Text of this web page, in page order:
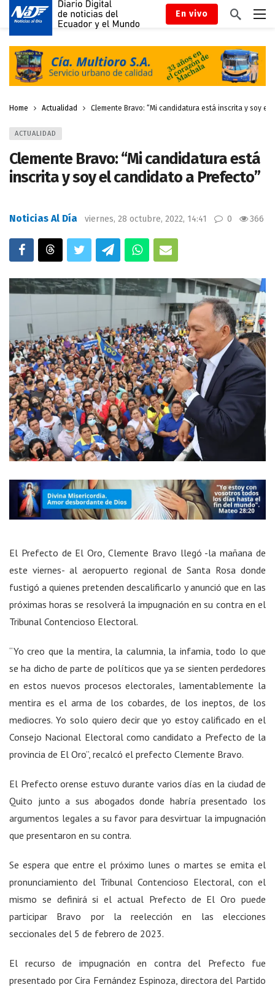
En vivo
Home Actualidad Clemente Bravo: “Mi candidatura está inscrita y soy el
ACTUALIDAD
Clemente Bravo: “Mi candidatura está
inscrita y soy el candidato a Prefecto”
Noticias Al Día viernes, 28 octubre, 2022, 14:41 0 366
El Prefecto de El Oro, Clemente Bravo llegó -la mañana de
este viernes- al aeropuerto regional de Santa Rosa donde
fustigó a quienes pretenden descalificarlo y anunció que en las
próximas horas se resolverá la impugnación en su contra en el
Tribunal Contencioso Electoral.
“Yo creo que la mentira, la calumnia, la infamia, todo lo que
se ha dicho de parte de políticos que ya se sienten perdedores
en estos nuevos procesos electorales, lamentablemente la
mentira es el arma de los cobardes, de los ineptos, de los
mediocres. Yo solo quiero decir que yo estoy calificado en el
Consejo Nacional Electoral como candidato a Prefecto de la
provincia de El Oro”, recalcó el prefecto Clemente Bravo.
El Prefecto orense estuvo durante varios días en la ciudad de
Quito junto a sus abogados donde habría presentado los
argumentos legales a su favor para desvirtuar la impugnación
que presentaron en su contra.
Se espera que entre el próximo lunes o martes se emita el
pronunciamiento del Tribunal Contencioso Electoral, con el
mismo se definirá si el actual Prefecto de El Oro puede
participar Bravo por la reelección en las elecciones
seccionales del 5 de febrero de 2023.
El recurso de impugnación en contra del Prefecto fue
presentado por Cira Fernández Espinoza, directora del Partido